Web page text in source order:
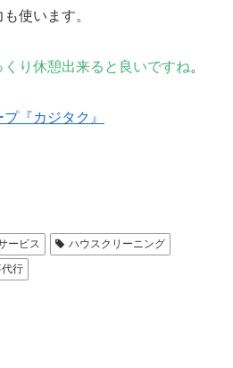
使います。
り休憩出来ると良いですね。
『カジタク』
ービス
ハウスクリーニング
行